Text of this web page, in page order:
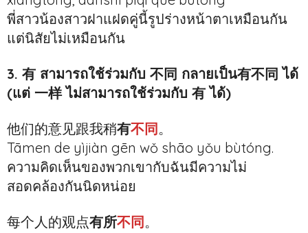
พี่สาวน้องสาวฝาแฝดคู่นี้รูปร่างหน้าตาเหมือนกัน
แต่นิสัยไม่เหมือนกัน
3. 有 สามารถใช้ร่วมกับ 不同 กลายเป็น有不同 ได้
(แต่ 一样 ไม่สามารถใช้ร่วมกับ 有 ได้)
他们的意见跟我稍有不同 。
Tāmen de yìjiàn gēn wǒ shāo yǒu bùtóng.
ความคิดเห็นของพวกเขากับฉันมีความไม่
สอดคล้องกันนิดหน่อย
每个人的观点有所不同 。